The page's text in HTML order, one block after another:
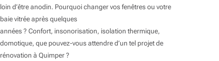
loin d’être anodin. Pourquoi changer vos fenêtres ou votre
baie vitrée après quelques
années ? Confort, insonorisation, isolation thermique,
domotique, que pouvez-vous attendre d’un tel projet de
rénovation à Quimper ?